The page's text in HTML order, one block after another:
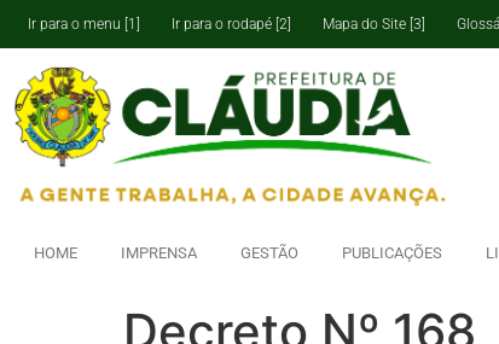
Ir para o menu [1] Ir para o rodapé [2] Mapa do Site [3]
HOME IMPRENSA GESTÃO PUBLICAÇÕES
Decreto Nº